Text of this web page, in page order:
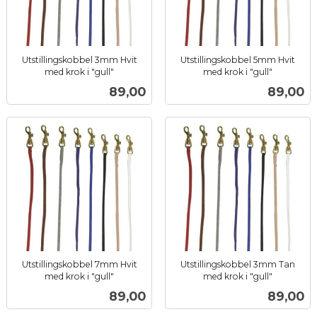
Utstillingskobbel 3mm Hvit
med krok i "gull"
Pris
89,00
Utstillingskobbel 5mm Hvit
med krok i "gull"
Pris
89,00
Utstillingskobbel 7mm Hvit
med krok i "gull"
Pris
89,00
Utstillingskobbel 3mm Tan
med krok i "gull"
Pris
89,00